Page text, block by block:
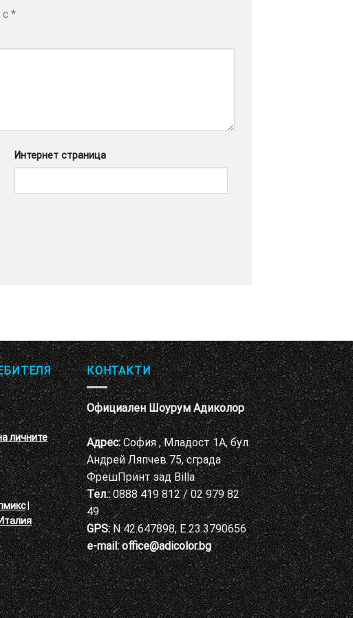
с *
Интернет страница
личните
|
КОНТАКТИ
Официален Шоурум Адиколор
Адрес:София , Младост 1А, бул.
Андрей Ляпчев 75, сграда
ФрешПринт зад Billa
Тел.:0888 419 812 / 02 979 82
49
GPS:N 42.647898, E 23.3790656
e-mail: office@adicolor.bg